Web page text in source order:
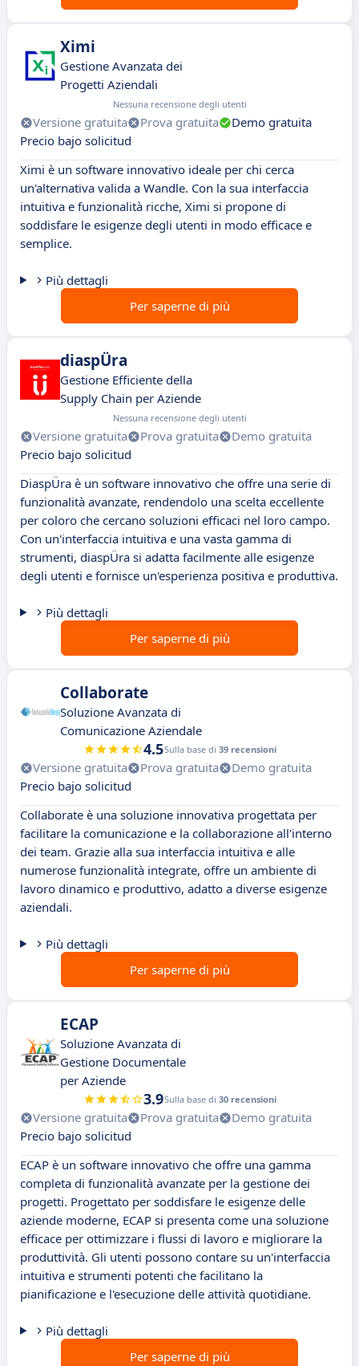
Ximi
Gestione Avanzata dei
Progetti Aziendali
Nessuna recensione degli utenti
Versione gratuita Prova gratuita
Demo gratuita
Precio bajo solicitud
Ximi è un software innovativo ideale per chi cerca
un'alternativa valida a Wandle. Con la sua interfaccia
intuitiva e funzionalità ricche, Ximi si propone di
soddisfare le esigenze degli utenti in modo efficace e
semplice.
Più dettagli
Per saperne di più
diaspÜra
Gestione Efficiente della
Supply Chain per Aziende
Nessuna recensione degli utenti
Versione gratuita Prova gratuita
Demo gratuita
Precio bajo solicitud
DiaspÜra è un software innovativo che offre una serie di
funzionalità avanzate, rendendolo una scelta eccellente
per coloro che cercano soluzioni efficaci nel loro campo.
Con un'interfaccia intuitiva e una vasta gamma di
strumenti, diaspÜra si adatta facilmente alle esigenze
degli utenti e fornisce un'esperienza positiva e produttiva.
Più dettagli
Per saperne di più
Collaborate
Soluzione Avanzata di
Comunicazione Aziendale
4.5Sulla base di 39 recensioni
Versione gratuita Prova gratuita
Demo gratuita
Precio bajo solicitud
Collaborate è una soluzione innovativa progettata per
facilitare la comunicazione e la collaborazione all'interno
dei team. Grazie alla sua interfaccia intuitiva e alle
numerose funzionalità integrate, offre un ambiente di
lavoro dinamico e produttivo, adatto a diverse esigenze
aziendali.
Più dettagli
Per saperne di più
ECAP
Soluzione Avanzata di
Gestione Documentale
per Aziende
3.9Sulla base di 30 recensioni
Versione gratuita Prova gratuita
Demo gratuita
Precio bajo solicitud
ECAP è un software innovativo che offre una gamma
completa di funzionalità avanzate per la gestione dei
progetti. Progettato per soddisfare le esigenze delle
aziende moderne, ECAP si presenta come una soluzione
efficace per ottimizzare i flussi di lavoro e migliorare la
produttività. Gli utenti possono contare su un'interfaccia
intuitiva e strumenti potenti che facilitano la
pianificazione e l'esecuzione delle attività quotidiane.
Più dettagli
Per saperne di più